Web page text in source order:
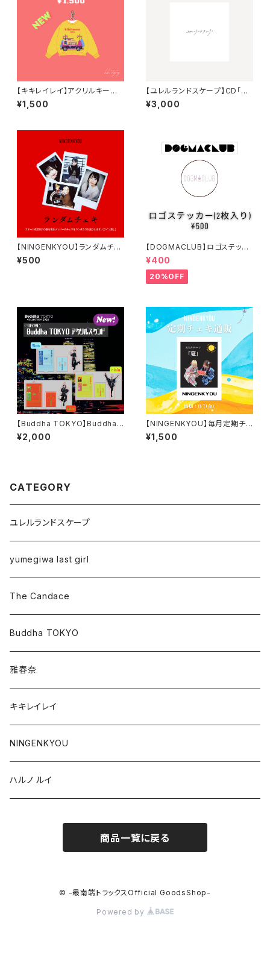
【キキレイレイ】アクリルキーホ
ルダー
¥1,500
【ユレルランドスケープ】CD「Be
the best.」
¥3,000
【NINGENKYOU】ランダムチェ
キ
¥500
【DOGMACLUB】ロゴステッカ
ー(2枚入り)
¥400
20%OFF
【Buddha TOKYO】Buddha
TOKYOアクリルスタンド(ジオ
ラマ風) 「Buddha TOKYO C
¥2,000
【NINGENKYOU】毎月定期チェ
キ通販(8月)
¥1,500
CATEGORY
ユレルランドスケープ
yumegiwa last girl
The Candace
Buddha TOKYO
雅春奈
キキレイレイ
NINGENKYOU
ハルノ ルイ
商品一覧に戻る
© -最南端トラックスOfficial GoodsShop-
Powered by